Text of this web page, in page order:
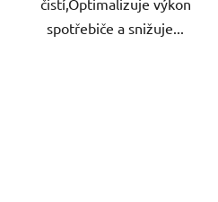
čistí,Optimalizuje výkon
spotřebiče a snižuje...